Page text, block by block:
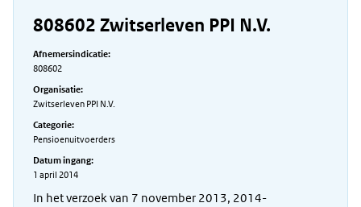
808602 Zwitserleven PPI N.V.
Afnemersindicatie:
808602
Organisatie:
Zwitserleven PPI N.V.
Categorie:
Pensioenuitvoerders
Datum ingang:
1 april 2014
In het verzoek van 7 november 2013, 2014-